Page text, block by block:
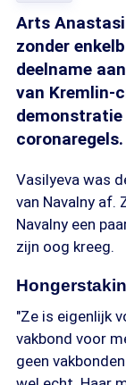
Arts
zonder
deelname
van Kremlin-
coronaregels.
Vasilyeva was
van Navalny af.
Navalny een
zijn oog kreeg.
"Ze is eigenlijk
vakbond voor
geen